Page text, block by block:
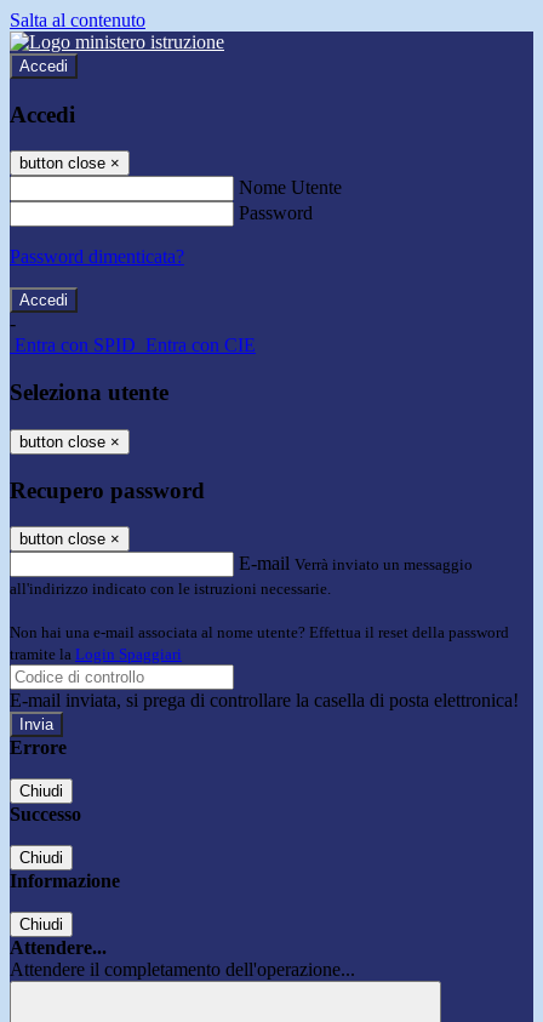
Salta al contenuto
Accedi
Accedi
button close ×
Nome Utente
Password
Password dimenticata?
-
Entra con SPID Entra con CIE
Seleziona utente
button close ×
Recupero password
button close ×
E-mail Verrà inviato un messaggio
all'indirizzo indicato con le istruzioni necessarie.
Non hai una e-mail associata al nome utente? Effettua il reset della password
tramite la Login Spaggiari
E-mail inviata, si prega di controllare la casella di posta elettronica!
Errore
Chiudi
Successo
Chiudi
Informazione
Chiudi
Attendere...
Attendere il completamento dell'operazione...